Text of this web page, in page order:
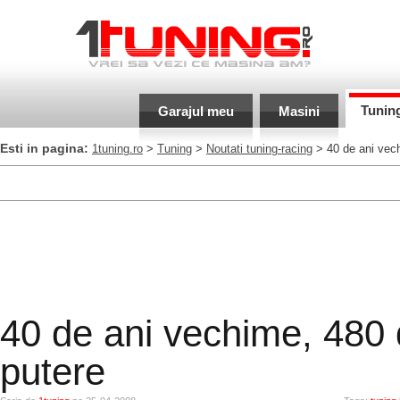
Garajul meu Masini
Esti in pagina: 1tuning.ro > Tuning > Noutati tuning-racing > 40 de ani
40 de ani vechime, 480
putere